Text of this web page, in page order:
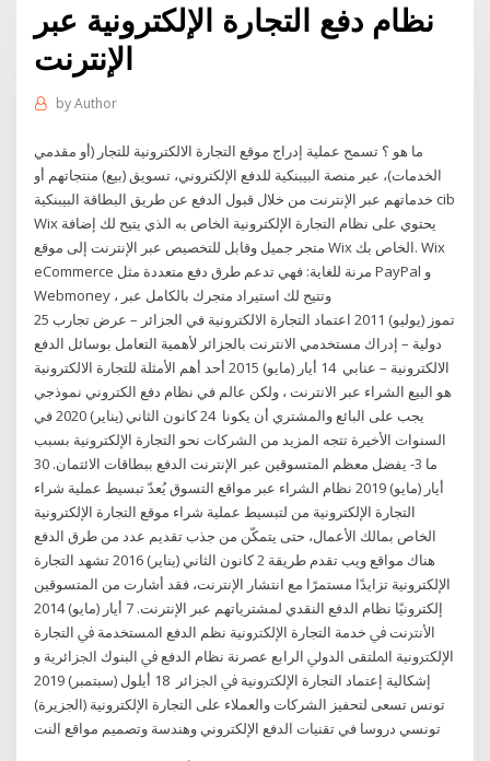
نظام دفع التجارة الإلكترونية عبر
الإنترنت
byAuthor
ما هو ؟ تسمح عملية إدراج موقع التجارة الالكترونية للتجار (أو مقدمي
الخدمات)، عبر منصة البيبنكية للدفع الإلكتروني، تسويق (بيع) منتجاتهم أو
خدماتهم عبر الإنترنت من خلال قبول الدفع عن طريق البطاقة البيبنكية cib
Wix يحتوي على نظام التجارة الإلكترونية الخاص به الذي يتيح لك إضافة
متجر جميل وقابل للتخصيص عبر الإنترنت إلى موقع Wix الخاص بك. Wix
eCommerce مرنة للغاية: فهي تدعم طرق دفع متعددة مثل PayPal و
Webmoney ، وتتيح لك استيراد متجرك بالكامل عبر
25 تموز (يوليو) 2011 اعتماد التجارة الالكترونية في الجزائر – عرض تجارب
دولية – إدراك مستخدمي الانترنت بالجزائر لأهمية التعامل بوسائل الدفع
الالكترونية – عنابي 14 أيار (مايو) 2015 أحد أهم الأمثلة للتجارة الالكترونية
هو البيع الشراء عبر الانترنت ، ولكن عالم في نظام دفع الكتروني نموذجي
يجب على البائع والمشتري أن يكونا 24 كانون الثاني (يناير) 2020 في
السنوات الأخيرة تتجه المزيد من الشركات نحو التجارة الإلكترونية بسبب
ما 3- يفضل معظم المتسوقين عبر الإنترنت الدفع ببطاقات الائتمان. 30
أيار (مايو) 2019 نظام الشراء عبر مواقع التسوق يُعدّ تبسيط عملية شراء
التجارة الإلكترونية من لتبسيط عملية شراء موقع التجارة الإلكترونية
الخاص بمالك الأعمال، حتى يتمكّن من جذب تقديم عدد من طرق الدفع
هناك مواقع ويب تقدم طريقة 2 كانون الثاني (يناير) 2016 تشهد التجارة
الإلكترونية تزايدًا مستمرًا مع انتشار الإنترنت، فقد أشارت من المتسوقين
إلكترونيًا نظام الدفع النقدي لمشترياتهم عبر الإنترنت. 7 أيار (مايو) 2014
اﻷﻧﱰﻧﺖ ﰲ ﺧﺪﻣﺔ اﻟﺘﺠﺎرة اﻹﻟﻜﱰوﻧﻴﺔ ﻧﻈﻢ اﻟﺪﻓﻊ اﳌﺴﺘﺨﺪﻣﺔ ﰲ اﻟﺘﺠﺎرة
اﻹﻟﻜﱰوﻧﻴﺔ اﳌﻠﺘﻘﻰ اﻟﺪوﱄ اﻟﺮاﺑﻊ ﻋﺼﺮﻧﺔ ﻧﻈﺎم اﻟﺪﻓﻊ ﰲ اﻟﺒﻨﻮك اﳉﺰاﺋﺮﻳﺔ و
إﺷﻜﺎﻟﻴﺔ إﻋﺘﻤﺎد اﻟﺘﺠﺎرة اﻹﻟﻜﱰوﻧﻴﺔ ﰲ اﳉﺰاﺋﺮ 18 أيلول (سبتمبر) 2019
تونس تسعى لتحفيز الشركات والعملاء على التجارة الإلكترونية (الجزيرة)